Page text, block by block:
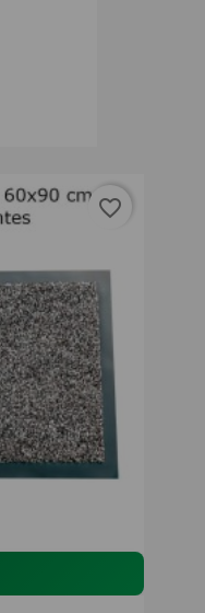
favorite_border